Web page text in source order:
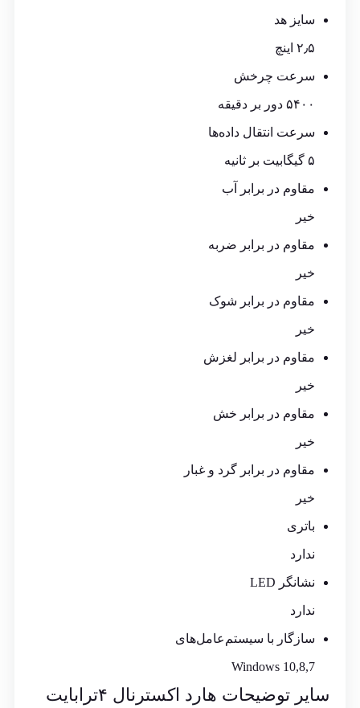
سایز هد
۲٫۵ اینچ
سرعت چرخش
۵۴۰۰ دور بر دقیقه
سرعت انتقال داده‌ها
۵ گیگابیت بر ثانیه
مقاوم در برابر آب
خیر
مقاوم در برابر ضربه
خیر
مقاوم در برابر شوک
خیر
مقاوم در برابر لغزش
خیر
مقاوم در برابر خش
خیر
مقاوم در برابر گرد و غبار
خیر
باتری
ندارد
نشانگر LED
ندارد
سازگار با سیستم‌عامل‌های
Windows 10,8,7
سایر توضیحات هارد اکسترنال ۴ترابایت